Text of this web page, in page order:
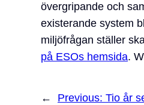
övergripande och
existerande system
miljöfrågan ställer
på ESOs hemsida.
← Previous: Tio år